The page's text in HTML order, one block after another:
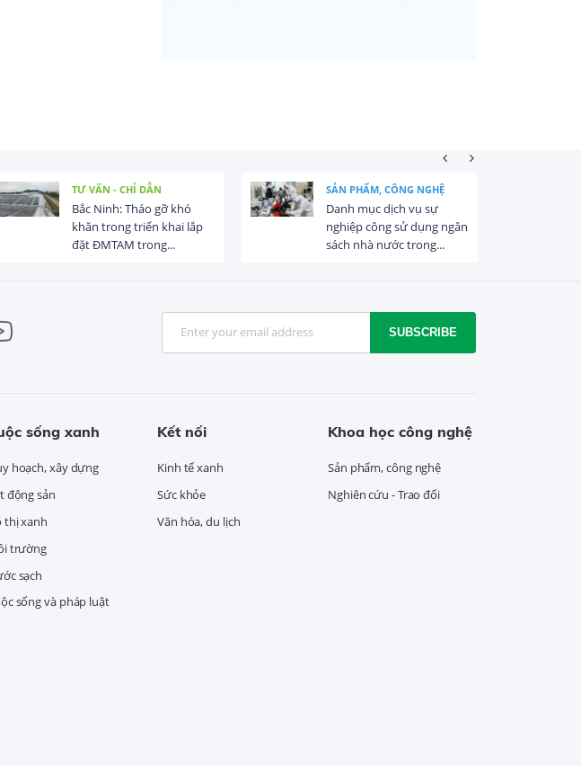
TƯ VẤN - CHỈ DẪN
Bắc Ninh: Tháo gỡ khó
khăn trong triển khai lắp
đặt ĐMTAM trong...
SẢN PHẨM, CÔNG NGHỆ
Danh mục dịch vụ sự
nghiệp công sử dụng ngân
sách nhà nước trong...
SUBSCRIBE
sống xanh
hoạch, xây dựng
động sản
thị xanh
trường
sạch
sống và pháp luật
Kết nối
Kinh tế xanh
Sức khỏe
Văn hóa, du lịch
Khoa học công nghệ
Sản phẩm, công nghệ
Nghiên cứu - Trao đổi